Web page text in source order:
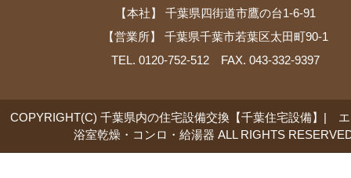
【本社】 千葉県四街道市鷹の台1-6-91
【営業所】 千葉県千葉市若葉区太田町90-1
TEL. 0120-752-512 FAX. 043-332-9397
COPYRIGHT(C) 千葉県内の住宅設備交換【千葉住宅設備】|
浴室乾燥・コンロ・給湯器 ALL RIGHTS